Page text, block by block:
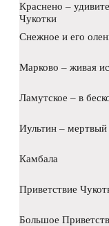
Краснено –
Чукотки
Снежное и его
Марково – живая
Ламутское – в
Иультин – мертвый
Камбала
Приветствие
Большое